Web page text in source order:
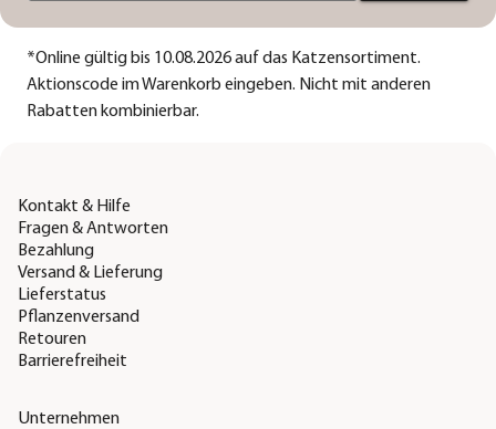
*Online gültig bis 10.08.2026 auf das Katzensortiment.
Aktionscode im Warenkorb eingeben. Nicht mit anderen
Rabatten kombinierbar.
Kontakt & Hilfe
Fragen & Antworten
Bezahlung
Versand & Lieferung
Lieferstatus
Pflanzenversand
Retouren
Barrierefreiheit
Unternehmen